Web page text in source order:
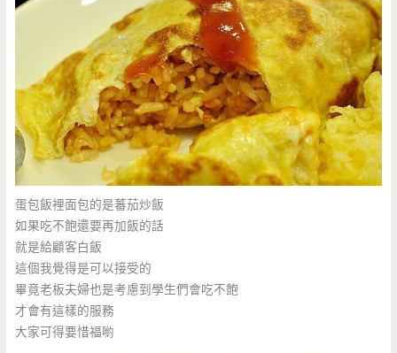
蛋包飯裡面包的是蕃茄炒飯
如果吃不飽還要再加飯的話
就是給顧客白飯
這個我覺得是可以接受的
畢竟老板夫婦也是考慮到學生們會吃不飽
才會有這樣的服務
大家可得要惜福喲